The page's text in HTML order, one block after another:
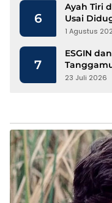
6
Ayah Tiri
Usai
1 Agustus
7
ESGIN
Berbasis
23 Juli 2026